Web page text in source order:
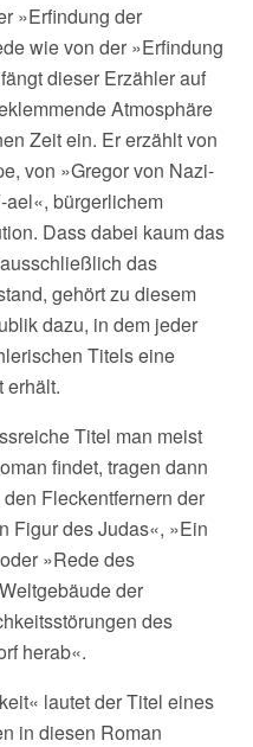
»Erfindung der
wie von der »Erfindung
dieser Erzähler auf
Atmosphäre
Zeit ein. Er erzählt von
von »Gregor von Nazi-
bürgerlichem
Dass dabei kaum das
das
gehört zu diesem
dazu, in dem jeder
Titels eine
erhält.
Titel man meist
findet, tragen dann
Fleckentfernern der
Figur des Judas«, »Ein
»Rede des
der
des
herab«.
lautet der Titel eines
in diesen Roman